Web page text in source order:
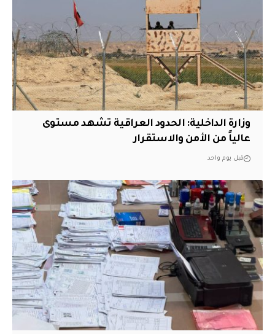
وزارة الداخلية: الحدود العراقية تشهد مستوى
عالياً من الأمن والاستقرار
قبل يوم واحد